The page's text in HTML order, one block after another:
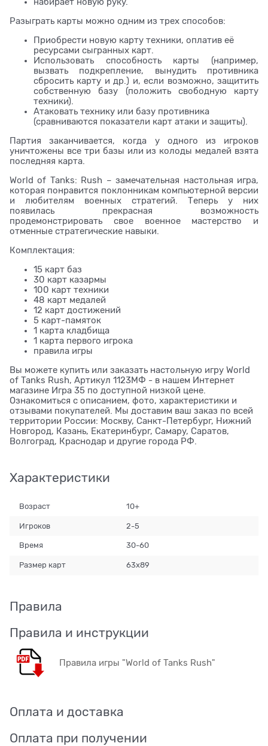
Разыграть карты можно одним из трех способов:
Приобрести новую карту техники, оплатив её
ресурсами сыгранных карт.
Использовать способность карты (например,
вызвать подкрепление, вынудить противника
сбросить карту и др.) и, если возможно, защитить
собственную базу (положить свободную карту
техники).
Атаковать технику или базу противника
(сравниваются показатели карт атаки и защиты).
Партия заканчивается, когда у одного из игроков
уничтожены все три базы или из колоды медалей взята
последняя карта.
World of Tanks: Rush – замечательная настольная игра,
которая понравится поклонникам компьютерной версии
и любителям военных стратегий. Теперь у них
появилась прекрасная возможность
продемонстрировать свое военное мастерство и
отменные стратегические навыки.
Комплектация:
15 карт баз
30 карт казармы
100 карт техники
48 карт медалей
12 карт достижений
5 карт-памяток
1 карта кладбища
1 карта первого игрока
правила игры
Вы можете купить или заказать настольную игру World
of Tanks Rush, Артикул 1123МФ - в нашем Интернет
магазине Игра 35 по доступной низкой цене.
Ознакомиться с описанием, фото, характеристики и
отзывами покупателей. Мы доставим ваш заказ по всей
территории России: Москву, Санкт-Петербург, Нижний
Новгород, Казань, Екатеринбург, Самару, Саратов,
Волгоград, Краснодар и другие города РФ.
Характеристики
Возраст 10+
Игроков 2-5
Время 30-60
Размер карт 63x89
Правила
Правила и инструкции
Правила игры "World of Tanks Rush"
Оплата и доставка
Оплата при получении